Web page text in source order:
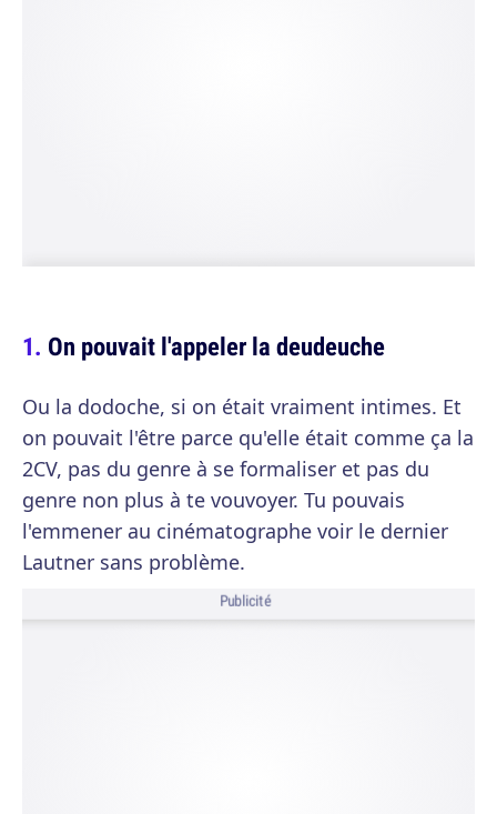
On pouvait l'appeler la deudeuche
Ou la dodoche, si on était vraiment intimes. Et
on pouvait l'être parce qu'elle était comme ça la
2CV, pas du genre à se formaliser et pas du
genre non plus à te vouvoyer. Tu pouvais
l'emmener au cinématographe voir le dernier
Lautner sans problème.
Publicité